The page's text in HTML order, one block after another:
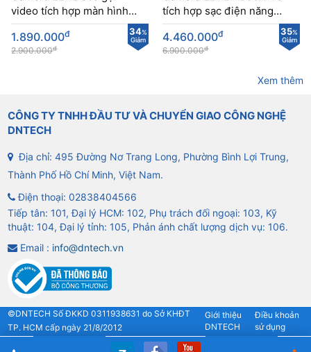
video tích hợp màn hình
màu sắc nét
34%
Giảm
1.890.000đ
2.900.000đ
tích hợp sạc điện năng
lượng mặt trời
35%
Giảm
4.460.000đ
6.900.000đ
Xem thêm
CÔNG TY TNHH ĐẦU TƯ VÀ CHUYỂN GIAO CÔNG NGHỆ
DNTECH
Địa chỉ: 495 Đường Nơ Trang Long, Phường Bình Lợi Trung,
Thành Phố Hồ Chí Minh, Việt Nam.
Điện thoại: 02838404566
Tiếp tân: 101, Đại lý HCM: 102, Phụ trách đối ngoại: 103, Kỹ
thuật: 104, Đại lý tỉnh: 105, Phản ánh chất lượng dịch vụ: 106.
Email : info@dntech.vn
©DNTECH Số ĐKKD 0311938631 do Sở KHĐT
TP. HCM cấp ngày 21/8/2012
Giới thiệu
DNTECH
Điều khoản
sử dụng